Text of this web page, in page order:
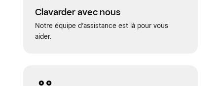
Clavarder avec nous
Notre équipe d’assistance est là pour vous
aider.